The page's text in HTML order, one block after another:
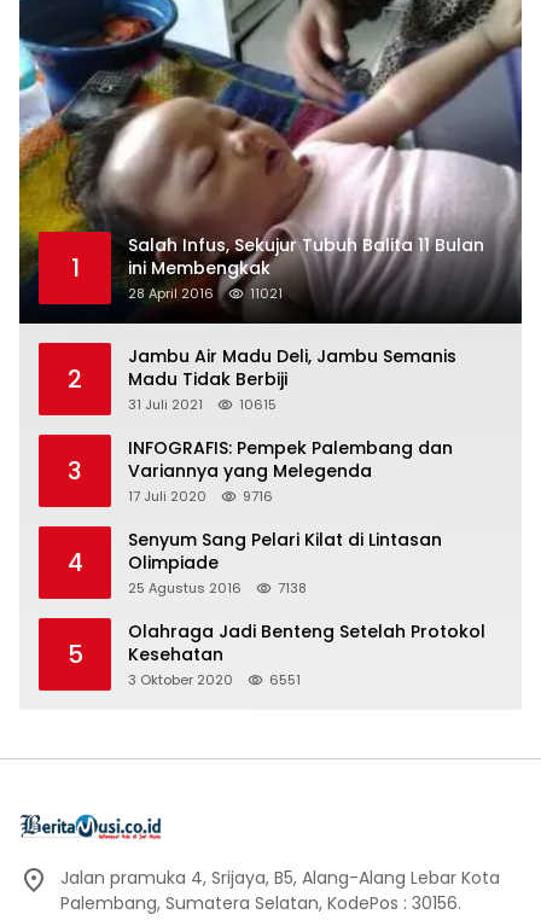
1
Salah Infus, Sekujur Tubuh Balita 11 Bulan
ini Membengkak
28 April 2016 11021
2
Jambu Air Madu Deli, Jambu Semanis
Madu Tidak Berbiji
31 Juli 2021 10615
3
INFOGRAFIS: Pempek Palembang dan
Variannya yang Melegenda
17 Juli 2020 9716
4
Senyum Sang Pelari Kilat di Lintasan
Olimpiade
25 Agustus 2016 7138
5
Olahraga Jadi Benteng Setelah Protokol
Kesehatan
3 Oktober 2020 6551
Jalan pramuka 4, Srijaya, B5, Alang-Alang Lebar Kota
Palembang, Sumatera Selatan, KodePos : 30156.